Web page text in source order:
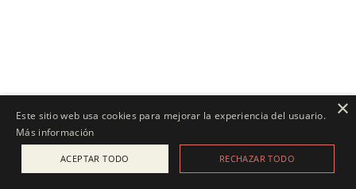
×
Este sitio web usa cookies para mejorar la experiencia del usuario.
Más información
ACEPTAR TODO RECHAZAR TODO